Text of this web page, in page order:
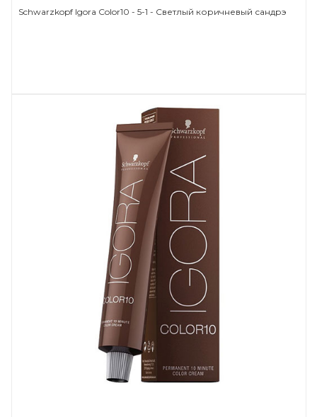
Schwarzkopf Igora Color10 - 5-1 - Светлый коричневый сандрэ